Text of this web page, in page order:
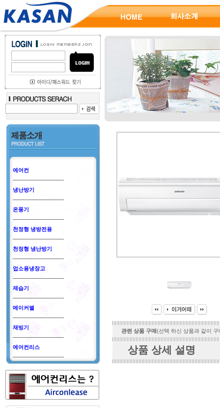
에어컨
냉난방기
온풍기
천정형 냉방전용
천정형 냉난방기
업소용냉장고
제습기
메이커별
재빙기
에어컨리스
관련 상품 구매(선택 하신 상품과 같이
상품 상세 설명